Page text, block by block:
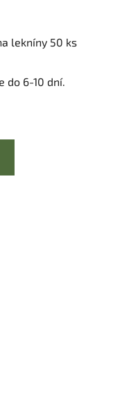
lekníny 50 ks
do 6-10 dní.